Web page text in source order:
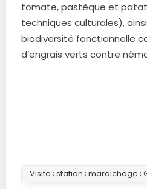
tomate, pastèque et
techniques culturales),
biodiversité fonctionnelle
d’engrais verts contre
Visite ; station ; maraichage ;